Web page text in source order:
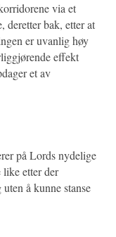
via et
deretter bak, etter at
er uvanlig høy
effekt
et av
på Lords nydelige
like etter der
å kunne stanse